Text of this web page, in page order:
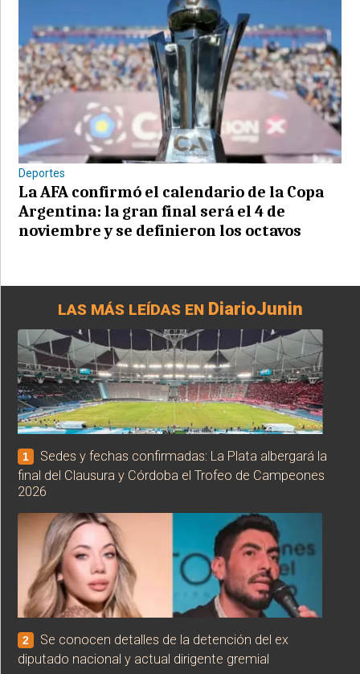
Deportes
La AFA confirmó el calendario de la Copa
Argentina: la gran final será el 4 de
noviembre y se definieron los octavos
LAS MÁS LEÍDAS ENDiarioJunin
1
Sedes y fechas confirmadas: La Plata albergará la
final del Clausura y Córdoba el Trofeo de Campeones
2026
2
Se conocen detalles de la detención del ex
diputado nacional y actual dirigente gremial